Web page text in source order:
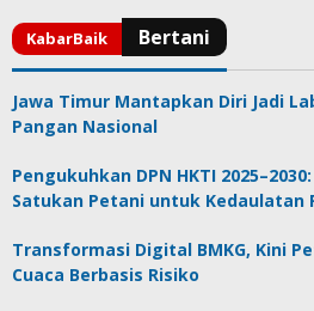
Jawa Timur Mantapkan Diri Jadi
Pangan Nasional
Pengukuhkan DPN HKTI
Satukan Petani untuk Kedaulatan
Transformasi Digital BMKG, Kini
Cuaca Berbasis Risiko